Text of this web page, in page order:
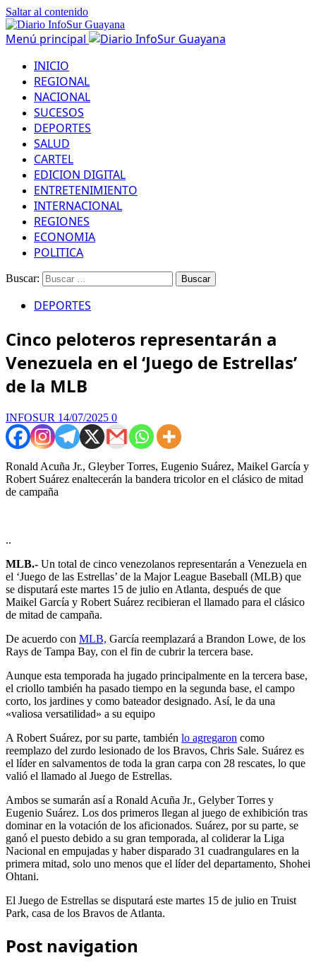
Saltar al contenido
Menú principal
INICIO
REGIONAL
NACIONAL
SUCESOS
DEPORTES
SALUD
CARTEL
EDICION DIGITAL
ENTRETENIMIENTO
INTERNACIONAL
REGIONES
ECONOMIA
POLITICA
Buscar:
DEPORTES
Cinco peloteros representarán a
Venezuela en el ‘Juego de Estrellas’
de la MLB
INFOSUR 14/07/2025 0
Ronald Acuña Jr., Gleyber Torres, Eugenio Suárez, Maikel García y
Robert Suárez enaltecerán la bandera tricolor en el clásico de mitad
de campaña
..
MLB.- Un total de cinco venezolanos representarán a Venezuela en
el ‘Juego de las Estrellas’ de la Major League Baseball (MLB) que
se disputará este martes 15 de julio en Atlanta, después de que
Maikel García y Robert Suárez recibieran el llamado para el clásico
de mitad de campaña.
De acuerdo con MLB, García reemplazará a Brandon Lowe, de los
Rays de Tampa Bay, con el fin de cubrir la tercera base.
Aunque esta temporada ha jugado principalmente en la tercera base,
el criollo también ha pasado tiempo en la segunda base, el campo
corto, los jardines y como bateador designado. Así, le da una
«valiosa versatilidad» a su equipo
A Robert Suárez, por su parte, también lo agregaron como
reemplazo del zurdo lesionado de los Bravos, Chris Sale. Suárez es
el líder en salvamentos de toda la gran carpa con 28 rescates, lo que
valió el llamado al Juego de Estrellas.
Ambos se sumarán así a Ronald Acuña Jr., Gelyber Torres y
Eugenio Suárez. Los dos primeros llegan al juego de exhibición tras
dominar en la votación de los aficionados. Suárez, por su parte, se
ganó el puesto debido a su gran temporada, al coliderar la Liga
Nacional en empujadas y haber disparado 31 cuadrangulares en la
primera mitad, solo uno menos que el líder del departamento, Shohei
Ohtani.
El Juego de Estrellas se disputará este martes 15 de julio en Truist
Park, casa de los Bravos de Atlanta.
Post navigation